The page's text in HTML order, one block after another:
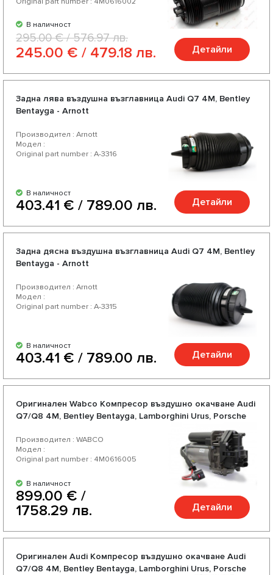
В наличност
295.00 € / 576.97 лв.
245.00 € / 479.18 лв. Детайли
Задна лява въздушна възглавница Audi Q7 4M, Bentley
Bentayga - Arnott
Производител : Arnott
Модел :
Original part number : A-3316
В наличност
403.41 € / 789.00 лв. Детайли
Задна дясна въздушна възглавница Audi Q7 4M, Bentley
Bentayga - Arnott
Производител : Arnott
Модел :
Original part number : A-3315
В наличност
403.41 € / 789.00 лв. Детайли
Oригинален Wabco Компресор въздушно окачване Audi
Q7/Q8 4M, Bentley Bentayga, Lamborghini Urus, Porsche
Производител : WABCO
Модел :
Original part number : 4M0616005
В наличност
899.00 € /
1758.29 лв.
Детайли
Oригинален Audi Компресор въздушно окачване Audi
Q7/Q8 4M, Bentley Bentayga, Lamborghini Urus, Porsche